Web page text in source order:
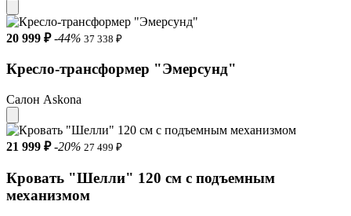
20 999 ₽ -44% 37 338 ₽
Кресло-трансформер "Эмерсунд"
Салон Askona
21 999 ₽ -20% 27 499 ₽
Кровать "Шелли" 120 см с подъемным
механизмом